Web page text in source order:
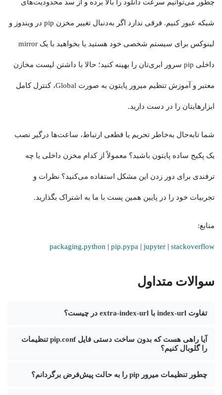
چطور می‌توانیم سرعت دانلود را بالا برده و از سد محدودیت‌های
شبکه عبور کنیم. فرقی ندارد اگر به‌دنبال تغییر مخزن pip در ویندوز و
لینوکس برای سیستم شخصی خود هستید یا بخواهید با یک mirror
داخلی pip سرور ابری‌تان را بهینه کنید؛ حالا با داشتن لیست مخازن
معتبر و آموزش تنظیم میرور پایتون به صورت Global، کنترل کامل
ابزارهایتان را در دست دارید.
شما تابه‌حال به‌خاطر تحریم یا قطعی ارتباط، ساعت‌ها درگیر نصب
یک پکیج ساده پایتون باشید؟ معمولاً از کدام مخزن داخلی یا چه
ترفندی برای دور زدن این مشکل استفاده می‌کنید؟ نظرات و
تجربیات خود را در پایین همین پست با ما به اشتراک بگذارید.
منابع:
packaging.python | pip.pypa | jupyter | stackoverflow
سوالات متداول
تفاوت index-url با extra-index-url در چیست؟
آیا راهی هست که بدون ساخت دستی فایل pip.conf تنظیمات
را گلوبال کنیم؟
چطور تنظیمات میرور pip را به حالت پیش‌فرض برگردانم؟